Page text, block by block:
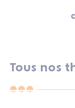
Tous nos